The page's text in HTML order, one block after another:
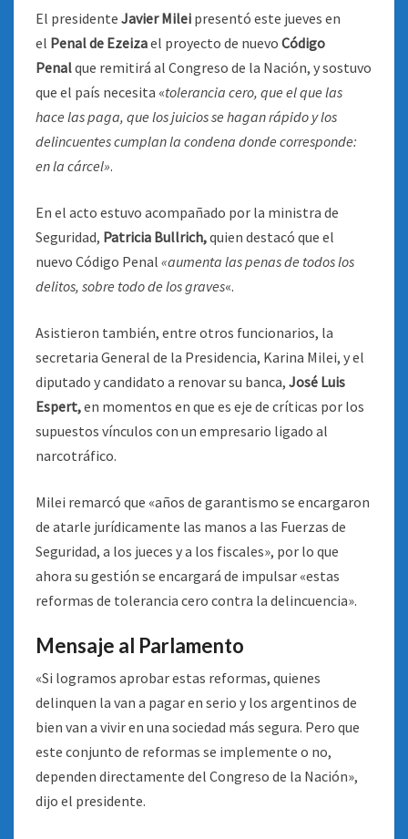
El presidente Javier Milei presentó este jueves en
el Penal de Ezeizael proyecto de nuevo Código
Penalque remitirá al Congreso de la Nación, y sostuvo
que el país necesita «tolerancia cero, que el que las
hace las paga, que los juicios se hagan rápido y los
delincuentes cumplan la condena donde corresponde:
en la cárcel».
En el acto estuvo acompañado por la ministra de
Seguridad, Patricia Bullrich,quien destacó que el
nuevo Código Penal «aumenta las penas de todos los
delitos, sobre todo de los graves«.
Asistieron también, entre otros funcionarios, la
secretaria General de la Presidencia, Karina Milei, y el
diputado y candidato a renovar su banca, José Luis
Espert,en momentos en que es eje de críticas por los
supuestos vínculos con un empresario ligado al
narcotráfico.
Milei remarcó que «años de garantismo se encargaron
de atarle jurídicamente las manos a las Fuerzas de
Seguridad, a los jueces y a los fiscales», por lo que
ahora su gestión se encargará de impulsar «estas
reformas de tolerancia cero contra la delincuencia».
Mensaje al Parlamento
«Si logramos aprobar estas reformas, quienes
delinquen la van a pagar en serio y los argentinos de
bien van a vivir en una sociedad más segura. Pero que
este conjunto de reformas se implemente o no,
dependen directamente del Congreso de la Nación»,
dijo el presidente.